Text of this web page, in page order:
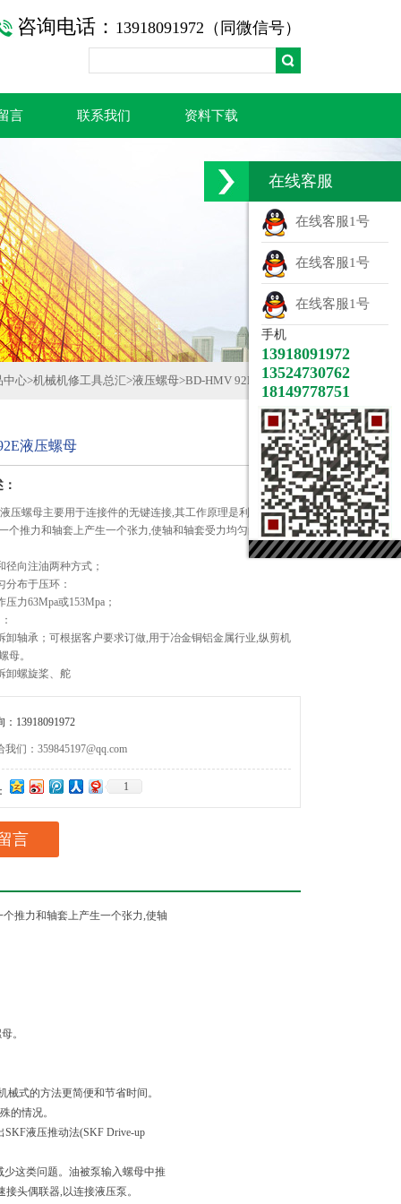
咨询电话： 13918091972（同微信号）
言 联系我们 资料下载
中心>机械机修工具总汇>液压螺母>BD-HMV 92E液压螺母
液压螺母
压螺母主要用于连接件的无键连接,其工作原理是利用超高压
个推力和轴套上产生一个张力,使轴和轴套受力均匀的连接在
注油两种方式；
于压环：
63Mpa或153Mpa；
承；可根据客户要求订做,用于冶金铜铝金属行业,纵剪机
母。
螺旋桨、舵
：13918091972
我们：359845197@qq.com
1
言
推力和轴套上产生一个张力,使轴
。
式的方法更简便和节省时间。
的情况。
液压推动法(SKF Drive-up
这类问题。油被泵输入螺母中推
头偶联器,以连接液压泵。
在线客服
在线客服1号
在线客服1号
在线客服1号
手机
13918091972
13524730762
18149778751